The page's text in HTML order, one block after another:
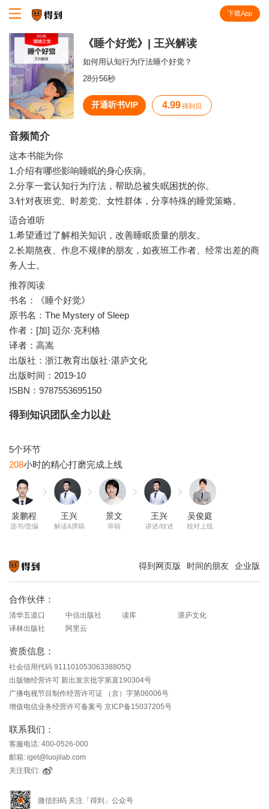
下载App
《睡个好觉》| 王兴解读
如何用认知行为疗法睡个好觉？
28分56秒
开通听书VIP 4.99 得到贝
音频简介
这本书能为你
1.介绍有哪些影响睡眠的身心疾病。
2.分享一套认知行为疗法，帮助总被失眠困扰的你。
适合谁听
1.希望通过了解相关知识，改善睡眠质量的朋友。
2.长期熬夜、作息不规律的朋友，如夜班工作者、经常出差的商
推荐阅读
书名：《睡个好觉》
原书名：The Mystery of Sleep
作者：[加] 迈尔·克利格
译者：高嵩
出版社：浙江教育出版社·湛庐文化
出版时间：2019-10
ISBN：9787553695150
得到知识团队全力以赴
208
裴鹏程
选书/责编
王兴
解读&撰稿
景文
审稿
王兴
讲述/转述
吴俊庭
校对上线
得到网页版 时间的朋友 企业版
合作伙伴：
清华五道口 中信出版社 读库
湛庐文化
译林出版社
阿里云
资质信息：
社会信用代码 91110105306338805Q
出版物经营许可 新出发京批字第直190304号
广播电视节目制作经营许可证 （京）字第06006号
增值电信业务经营许可备案号 京ICP备15037205号
联系我们：
客服电话: 400-0526-000
邮箱: iget@luojilab.com
关注我们:
微信扫码 关注「得到」公众号